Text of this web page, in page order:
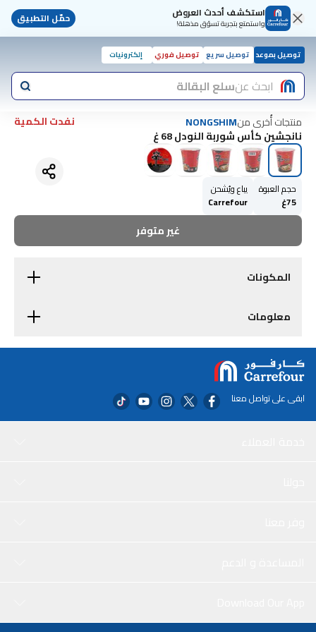
استكشف أحدث العروض
واستمتع بتجربة تسوّق مذهلة! حمّل التطبيق
توصيل بموعد توصيل سريع توصيل فوري إلكترونيات
ابحث عنسلع البقالة
منتجات أُخرى منNONGSHIM
نفدت الكمية
نانجشين كأس شوربة النودل 68 غ
حجم العبوة
75غ
يباع ويُشحن
Carrefour
غير متوفر
المكونات
معلومات
ابقى على تواصل معنا